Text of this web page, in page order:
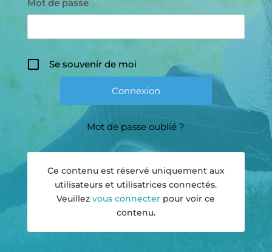
Mot de passe *
Se souvenir de moi
Mot de passe oublié ?
Ce contenu est réservé uniquement aux
utilisateurs et utilisatrices connectés.
Veuillezvous connecter pour voir ce
contenu.